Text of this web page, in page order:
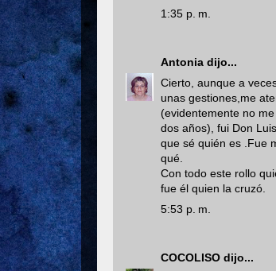
1:35 p. m.
Antonia dijo...
Cierto, aunque a
unas gestiones,me
(evidentemente no
dos años), fui Don
que sé quién es .Fue
qué.
Con todo este rollo
fue él quien la cruzó.
5:53 p. m.
COCOLISO dijo...